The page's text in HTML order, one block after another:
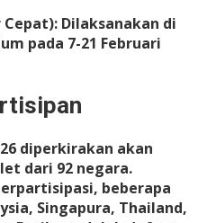
Cepat): Dilaksanakan di
pada 7-21 Februari
diperkirakan akan
dari 92 negara.
beberapa
Singapura, Thailand,